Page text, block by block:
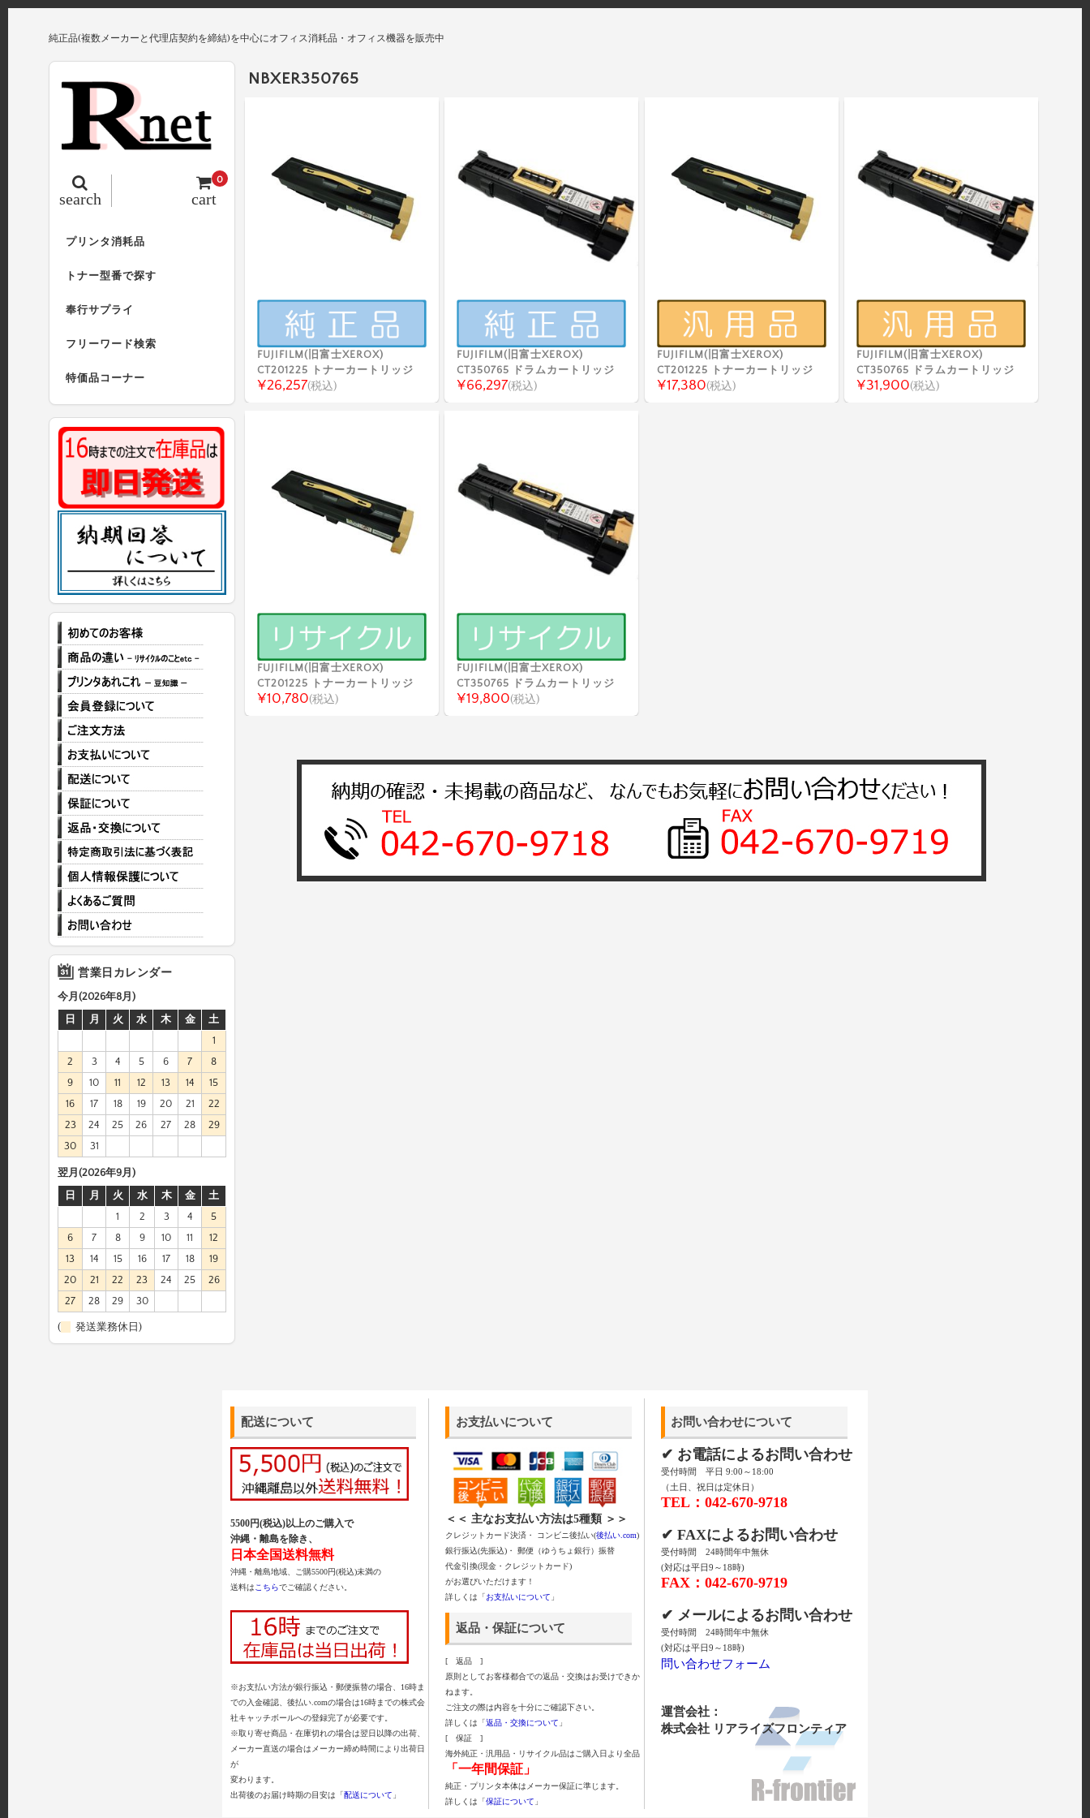
純正品(複数メーカーと代理店契約を締結)を中心にオフィス消耗品・オフィス機器を販売中
cart
0
search
プリンタ消耗品
トナー型番で探す
奉行サプライ
フリーワード検索
特価品コーナー
NBXER350765
FUJIFILM(旧富士XEROX)
CT201225 トナーカートリッジ
¥26,257(税込)
FUJIFILM(旧富士XEROX)
CT350765 ドラムカートリッジ
¥66,297(税込)
FUJIFILM(旧富士XEROX)
CT201225 トナーカートリッジ
¥17,380(税込)
FUJIFILM(旧富士XEROX)
CT350765 ドラムカートリッジ
¥31,900(税込)
FUJIFILM(旧富士XEROX)
CT201225 トナーカートリッジ
¥10,780(税込)
FUJIFILM(旧富士XEROX)
CT350765 ドラムカートリッジ
¥19,800(税込)
営業日カレンダー
今月(2026年8月)
日
月 火 水 木 金
土
1
2
3 4 5 6 7
8
9
10 11 12 13 14
15
16
17 18 19 20 21
22
23
24 25 26 27 28
29
30
31
翌月(2026年9月)
日
月 火 水 木 金
土
1
2 3 4
5
6
7 8 9 10 11
12
13
14 15 16 17 18
19
20
21 22 23 24 25
26
27
28 29 30
( 発送業務休日)
配送について
5500円(税込)以上のご購入で
沖縄・離島を除き、
日本全国送料無料
沖縄・離島地域、ご購5500円(税込)未満の
送料は こちらでご確認ください。
※お支払い方法が銀行振込・郵便振替の場合、16時ま
での入金確認、後払い.comの場合は16時までの株式会
社キャッチボールへの登録完了が必要です。
※取り寄せ商品・在庫切れの場合は翌日以降の出荷、
メーカー直送の場合はメーカー締め時間により出荷日
が
変わります。
出荷後のお届け時期の目安は「配送について 」
お支払いについて
＜＜ 主なお支払い方法は5種類 ＞＞
クレジットカード決済・ コンビニ後払い(後払い.com)
銀行振込(先振込)・ 郵便（ゆうちょ銀行）振替
代金引換(現金・クレジットカード)
がお選びいただけます！
詳しくは「お支払いについて 」
返品・保証について
[ 返品 ]
原則としてお客様都合での返品・交換はお受けできか
ねます。
ご注文の際は内容を十分にご確認下さい。
詳しくは「返品・交換について 」
[ 保証 ]
海外純正・汎用品・リサイクル品はご購入日より全品
「一年間保証」
純正・プリンタ本体はメーカー保証に準じます。
詳しくは「保証について 」
お問い合わせについて
✔ お電話によるお問い合わせ
受付時間 平日 9:00～18:00
（土日、祝日は定休日）
TEL：042-670-9718
✔ FAXによるお問い合わせ
受付時間 24時間年中無休
(対応は平日9～18時)
FAX：042-670-9719
✔ メールによるお問い合わせ
受付時間 24時間年中無休
(対応は平日9～18時)
問い合わせフォーム
運営会社：
株式会社 リアライズフロンティア